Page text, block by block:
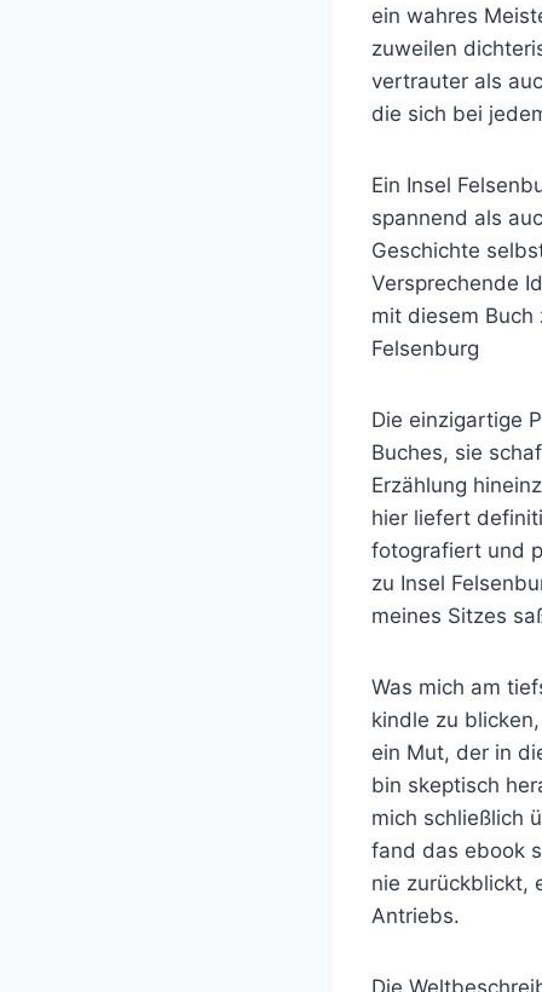
ein wahres
zuweilen
vertrauter als
die sich bei
Ein Insel
spannend als
Geschichte
Versprechende
mit diesem Buch
Felsenburg
Die einzigartige
Buches, sie
Erzählung
hier liefert
fotografiert und
zu Insel
meines Sitzes
Was mich am
kindle zu
ein Mut, der in
bin skeptisch
mich schließlich
fand das ebook
nie zurückblickt,
Antriebs.